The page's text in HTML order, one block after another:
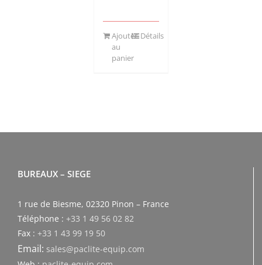
Ajouter
au
panier
Détails
BUREAUX – SIEGE
1 rue de Biesme, 02320 Pinon – France
Téléphone : +33 1 49 56 02 82
Fax : +33 1 43 99 19 50
Email: sales@paclite-equip.com